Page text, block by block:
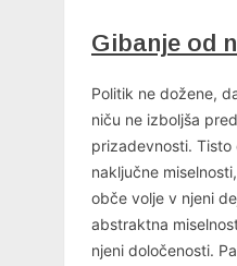
Gibanje od
Politik ne dožene,
niču ne izboljša
prizadevnosti. Tisto
naključne
obče volje v njeni
abstraktna
njeni določenosti.